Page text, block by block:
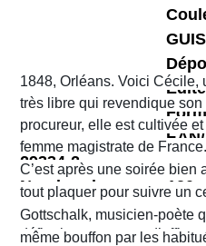
29334-2
Nombre de pages :120
1848, Orléans. Voici Cécile,
très libre qui revendique
procureur, elle est cultivée
femme magistrate de
très machiste, elle est
judiciaire exclusivement
aux conventions sociales
défier les normes et
C’est après une soirée bien
tout plaquer pour suivre un
Gottschalk, musicien-poète
même bouffon par les